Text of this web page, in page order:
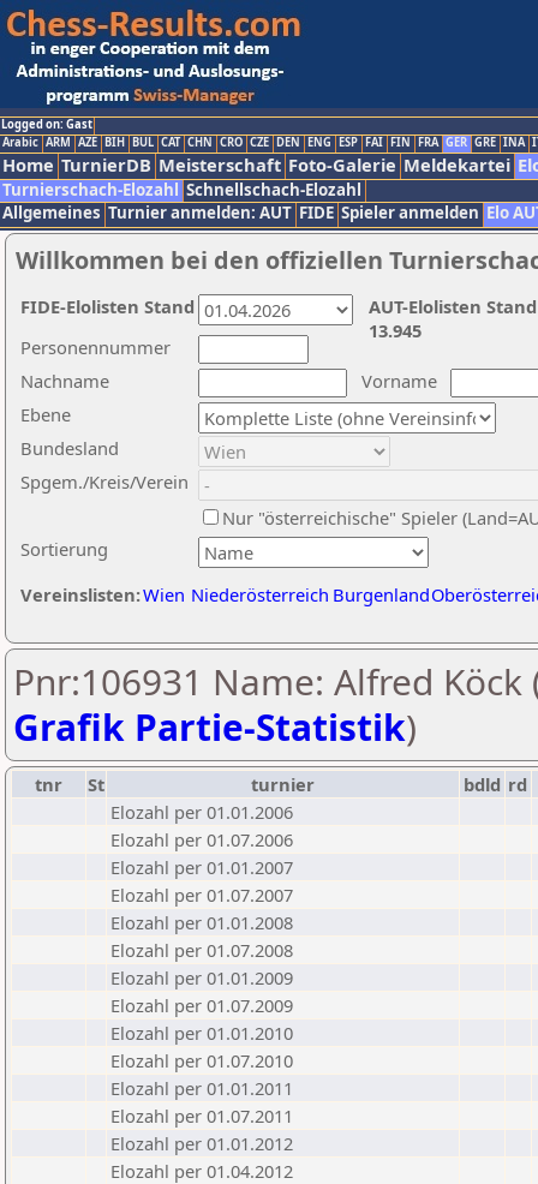
Logged on: Gast
Arabic ARM AZE BIH BUL CAT CHN CRO CZE DEN ENG ESP FAI FIN FRA GER GRE INA
Home TurnierDB Meisterschaft Foto-Galerie Meldekartei
Turnierschach-Elozahl Schnellschach-Elozahl
Allgemeines Turnier anmelden: AUT FIDE Spieler anmelden Elo
Willkommen bei den offiziellen
Nachname
Vorname
Ebene
Sortierung
Personennummer
Bundesland
Spgem./Kreis/Verein
Nur "österreichische" Spieler
Vereinslisten:Wien Niederösterreich Burgenland
AUT-Elolisten
13.945
FIDE-Elolisten Stand
Pnr:106931 Name: Alfred Köck
Grafik Partie-Statistik)
tnr St turnier bdld rd
Elozahl per 01.01.2006
Elozahl per 01.07.2006
Elozahl per 01.01.2007
Elozahl per 01.07.2007
Elozahl per 01.01.2008
Elozahl per 01.07.2008
Elozahl per 01.01.2009
Elozahl per 01.07.2009
Elozahl per 01.01.2010
Elozahl per 01.07.2010
Elozahl per 01.01.2011
Elozahl per 01.07.2011
Elozahl per 01.01.2012
Elozahl per 01.04.2012